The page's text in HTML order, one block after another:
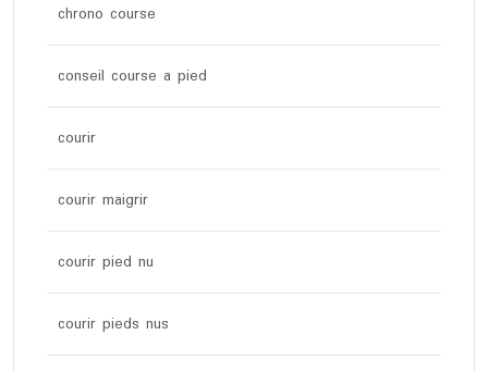
chrono course
conseil course a pied
courir
courir maigrir
courir pied nu
courir pieds nus